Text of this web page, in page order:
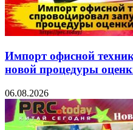
Импорт офисной
новой процедуры
06.08.2026